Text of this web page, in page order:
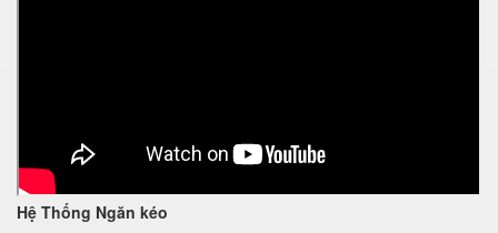
Hệ Thống Ngăn kéo